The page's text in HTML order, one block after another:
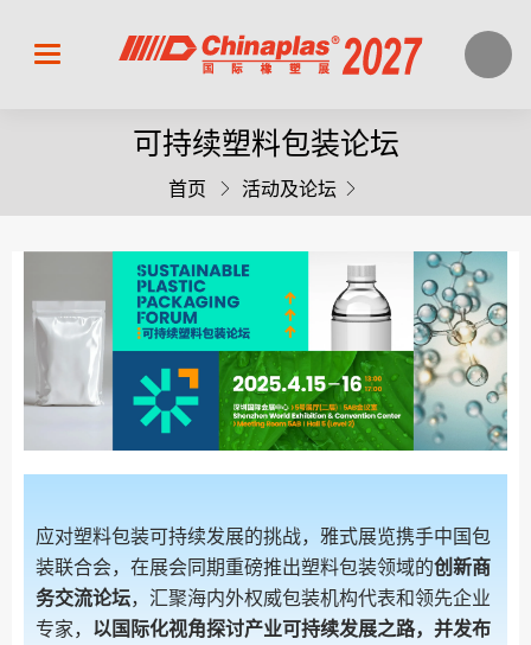
可持续塑料包装论坛
首页 活动及论坛
应对塑料包装可持续发展的挑战，雅式展览携手中国包
装联合会，在展会同期重磅推出塑料包装领域的创新商
务交流论坛，汇聚海内外权威包装机构代表和领先企业
专家， 以国际化视角探讨产业可持续发展之路，并发布